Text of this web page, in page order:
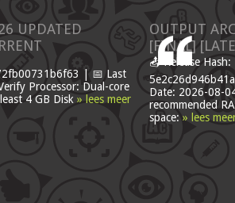
UPDATED
| 📅 Last
Processor: Dual-core
4 GB Disk » lees meer
OUTPUT
[FINAL]
📤 Release Hash:
Date: 2026-08-
recommended
space: » lees